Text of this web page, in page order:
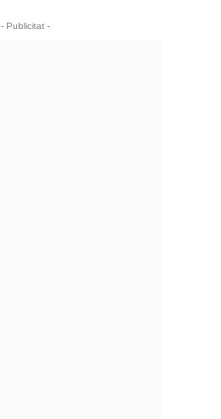
- Publicitat -